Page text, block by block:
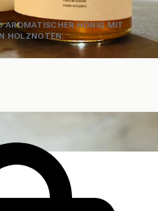
AROMATISCHER HONIG MIT
HOLZNOTEN.